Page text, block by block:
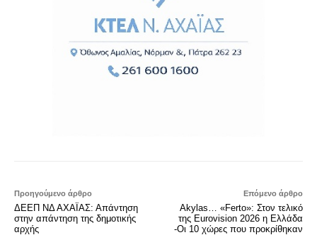
Προηγούμενο άρθρο
ΔΕΕΠ ΝΔ ΑΧΑΪΑΣ: Απάντηση
στην απάντηση της δημοτικής
αρχής
Επόμενο άρθρο
Akylas… «Ferto»: Στον τελικό
της Eurovision 2026 η Ελλάδα
-Οι 10 χώρες που προκρίθηκαν